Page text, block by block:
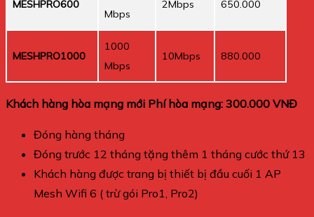
MESHPRO600
Mbps
2Mbps 650.000
MESHPRO1000
1000
Mbps
10Mbps 880.000
Khách hàng hòa mạng mới Phí hòa mạng: 300.000 VNĐ
Đóng hàng tháng
Đóng trước 12 tháng tặng thêm 1 tháng cước thứ 13
Khách hàng được trang bị thiết bị đầu cuối 1 AP
Mesh Wifi 6 ( trừ gói Pro1, Pro2)